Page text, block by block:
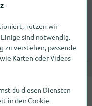
39
|Fachmärkte
nutzen wir
sind notwendig,
zu verstehen, passende
Karten oder Videos
du diesen Diensten
in den Cookie-